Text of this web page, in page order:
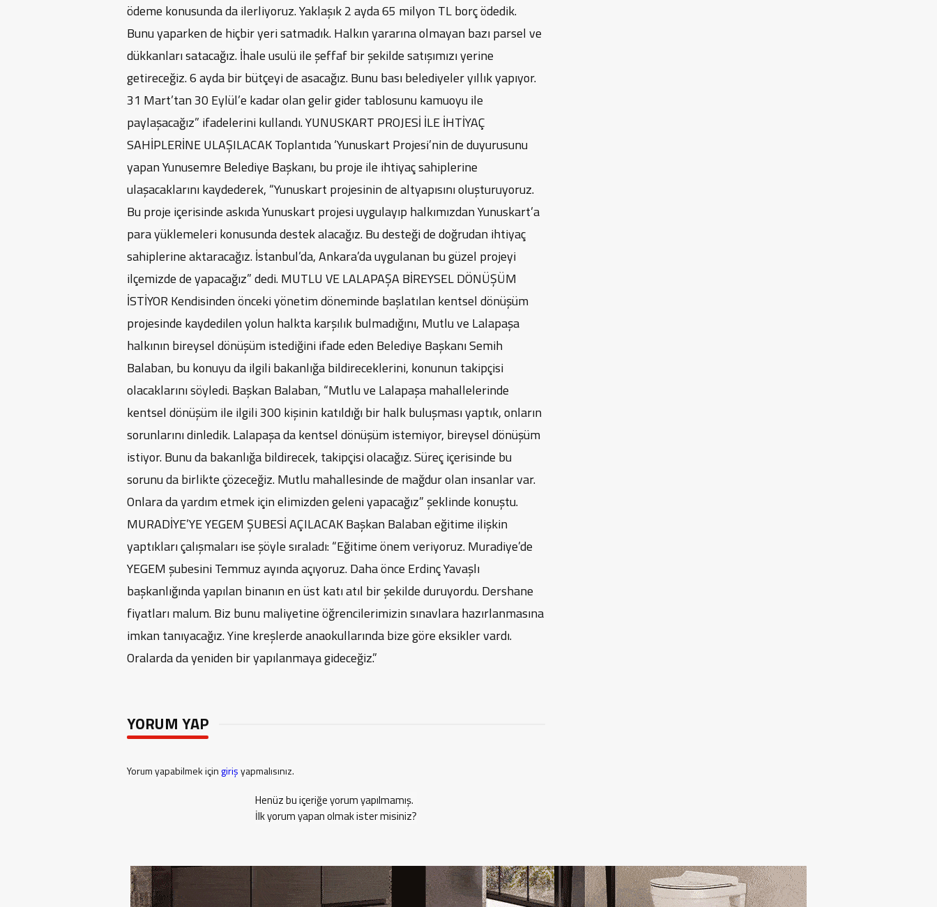
ödeme konusunda da ilerliyoruz. Yaklaşık 2 ayda 65 milyon TL borç ödedik.
Bunu yaparken de hiçbir yeri satmadık. Halkın yararına olmayan bazı parsel ve
dükkanları satacağız. İhale usulü ile şeffaf bir şekilde satışımızı yerine
getireceğiz. 6 ayda bir bütçeyi de asacağız. Bunu bası belediyeler yıllık yapıyor.
31 Mart’tan 30 Eylül’e kadar olan gelir gider tablosunu kamuoyu ile
paylaşacağız” ifadelerini kullandı. YUNUSKART PROJESİ İLE İHTİYAÇ
SAHİPLERİNE ULAŞILACAK Toplantıda ‘Yunuskart Projesi’nin de duyurusunu
yapan Yunusemre Belediye Başkanı, bu proje ile ihtiyaç sahiplerine
ulaşacaklarını kaydederek, “Yunuskart projesinin de altyapısını oluşturuyoruz.
Bu proje içerisinde askıda Yunuskart projesi uygulayıp halkımızdan Yunuskart’a
para yüklemeleri konusunda destek alacağız. Bu desteği de doğrudan ihtiyaç
sahiplerine aktaracağız. İstanbul’da, Ankara’da uygulanan bu güzel projeyi
ilçemizde de yapacağız” dedi. MUTLU VE LALAPAŞA BİREYSEL DÖNÜŞÜM
İSTİYOR Kendisinden önceki yönetim döneminde başlatılan kentsel dönüşüm
projesinde kaydedilen yolun halkta karşılık bulmadığını, Mutlu ve Lalapaşa
halkının bireysel dönüşüm istediğini ifade eden Belediye Başkanı Semih
Balaban, bu konuyu da ilgili bakanlığa bildireceklerini, konunun takipçisi
olacaklarını söyledi. Başkan Balaban, “Mutlu ve Lalapaşa mahallelerinde
kentsel dönüşüm ile ilgili 300 kişinin katıldığı bir halk buluşması yaptık, onların
sorunlarını dinledik. Lalapaşa da kentsel dönüşüm istemiyor, bireysel dönüşüm
istiyor. Bunu da bakanlığa bildirecek, takipçisi olacağız. Süreç içerisinde bu
sorunu da birlikte çözeceğiz. Mutlu mahallesinde de mağdur olan insanlar var.
Onlara da yardım etmek için elimizden geleni yapacağız” şeklinde konuştu.
MURADİYE’YE YEGEM ŞUBESİ AÇILACAK Başkan Balaban eğitime ilişkin
yaptıkları çalışmaları ise şöyle sıraladı: “Eğitime önem veriyoruz. Muradiye’de
YEGEM şubesini Temmuz ayında açıyoruz. Daha önce Erdinç Yavaşlı
başkanlığında yapılan binanın en üst katı atıl bir şekilde duruyordu. Dershane
fiyatları malum. Biz bunu maliyetine öğrencilerimizin sınavlara hazırlanmasına
imkan tanıyacağız. Yine kreşlerde anaokullarında bize göre eksikler vardı.
Oralarda da yeniden bir yapılanmaya gideceğiz.”
YORUM YAP
Yorum yapabilmek içingirişyapmalısınız.
Henüz bu içeriğe yorum yapılmamış.
İlk yorum yapan olmak ister misiniz?